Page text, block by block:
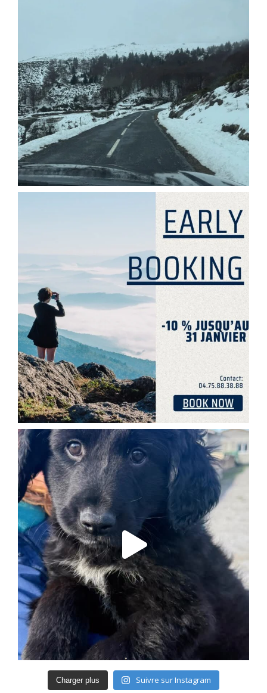
Charger plus Suivre sur Instagram